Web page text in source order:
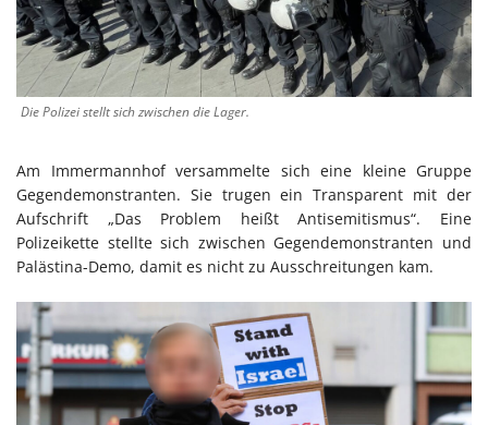
Die Polizei stellt sich zwischen die Lager.
Am Immermannhof versammelte sich eine kleine Gruppe
Gegendemonstranten. Sie trugen ein Transparent mit der
Aufschrift „Das Problem heißt Antisemitismus“. Eine
Polizeikette stellte sich zwischen Gegendemonstranten und
Palästina-Demo, damit es nicht zu Ausschreitungen kam.